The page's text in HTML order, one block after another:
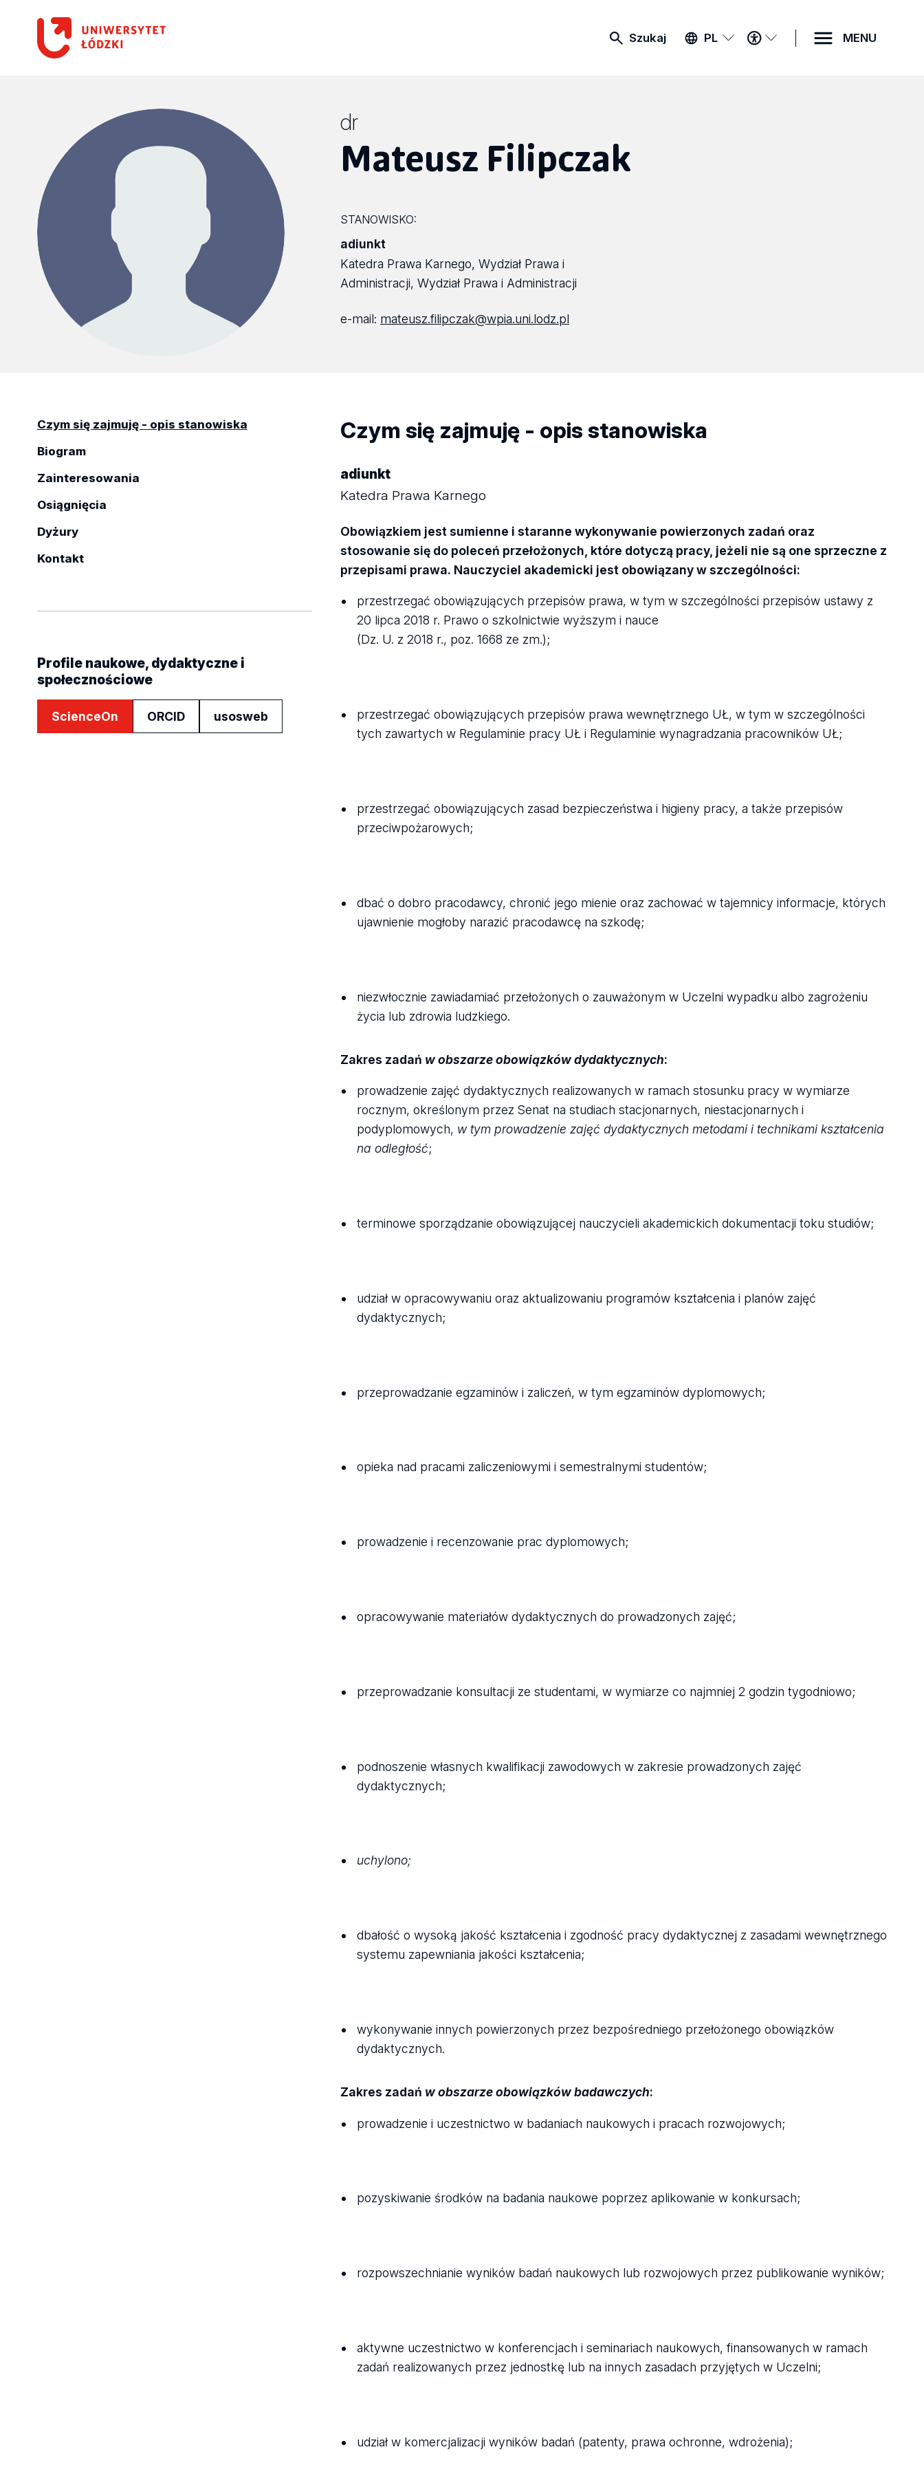
Szukaj PL
MENU
DOSTĘPNOŚCI
MENU
dr
Mateusz Filipczak
STANOWISKO:
adiunkt
Katedra Prawa Karnego, Wydział Prawa i
Administracji, Wydział Prawa i Administracji
e-mail: mateusz.filipczak@wpia.uni.lodz.pl
Czym się zajmuję - opis stanowiska
Biogram
Zainteresowania
Osiągnięcia
Dyżury
Kontakt
Profile naukowe, dydaktyczne i
społecznościowe
ScienceOn ORCID usosweb
Czym się zajmuję - opis stanowiska
adiunkt
Katedra Prawa Karnego
Obowiązkiem jest sumienne i staranne wykonywanie powierzonych zadań oraz
stosowanie się do poleceń przełożonych, które dotyczą pracy, jeżeli nie są one sprzeczne z
przepisami prawa. Nauczyciel akademicki jest obowiązany w szczególności:
przestrzegać obowiązujących przepisów prawa, w tym w szczególności przepisów ustawy z
20 lipca 2018 r. Prawo o szkolnictwie wyższym i nauce
(Dz. U. z 2018 r., poz. 1668 ze zm.);
przestrzegać obowiązujących przepisów prawa wewnętrznego UŁ, w tym w szczególności
tych zawartych w Regulaminie pracy UŁ i Regulaminie wynagradzania pracowników UŁ;
przestrzegać obowiązujących zasad bezpieczeństwa i higieny pracy, a także przepisów
przeciwpożarowych;
dbać o dobro pracodawcy, chronić jego mienie oraz zachować w tajemnicy informacje, których
ujawnienie mogłoby narazić pracodawcę na szkodę;
niezwłocznie zawiadamiać przełożonych o zauważonym w Uczelni wypadku albo zagrożeniu
życia lub zdrowia ludzkiego.
Zakres zadań w obszarze obowiązków dydaktycznych:
prowadzenie zajęć dydaktycznych realizowanych w ramach stosunku pracy w wymiarze
rocznym, określonym przez Senat na studiach stacjonarnych, niestacjonarnych i
podyplomowych, w tym prowadzenie zajęć dydaktycznych metodami i technikami kształcenia
na odległość;
terminowe sporządzanie obowiązującej nauczycieli akademickich dokumentacji toku studiów;
udział w opracowywaniu oraz aktualizowaniu programów kształcenia i planów zajęć
dydaktycznych;
przeprowadzanie egzaminów i zaliczeń, w tym egzaminów dyplomowych;
opieka nad pracami zaliczeniowymi i semestralnymi studentów;
prowadzenie i recenzowanie prac dyplomowych;
opracowywanie materiałów dydaktycznych do prowadzonych zajęć;
przeprowadzanie konsultacji ze studentami, w wymiarze co najmniej 2 godzin tygodniowo;
podnoszenie własnych kwalifikacji zawodowych w zakresie prowadzonych zajęć
dydaktycznych;
uchylono;
dbałość o wysoką jakość kształcenia i zgodność pracy dydaktycznej z zasadami wewnętrznego
systemu zapewniania jakości kształcenia;
wykonywanie innych powierzonych przez bezpośredniego przełożonego obowiązków
dydaktycznych.
Zakres zadań w obszarze obowiązków badawczych:
prowadzenie i uczestnictwo w badaniach naukowych i pracach rozwojowych;
pozyskiwanie środków na badania naukowe poprzez aplikowanie w konkursach;
rozpowszechnianie wyników badań naukowych lub rozwojowych przez publikowanie wyników;
aktywne uczestnictwo w konferencjach i seminariach naukowych, finansowanych w ramach
zadań realizowanych przez jednostkę lub na innych zasadach przyjętych w Uczelni;
udział w komercjalizacji wyników badań (patenty, prawa ochronne, wdrożenia);